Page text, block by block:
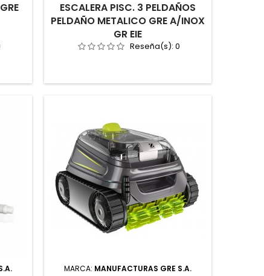
ESCALERA PISC. 3 PELDAÑOS
PELDAÑO METALICO GRE A/INOX
GR EIE
Reseña(s): 0
MARCA: MANUFACTURAS GRE S.A.